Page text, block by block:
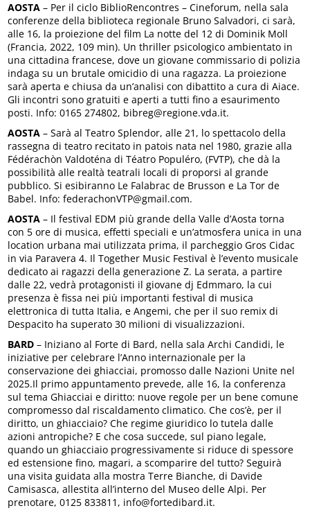
AOSTA – Per il ciclo BiblioRencontres – Cineforum, nella sala
conferenze della biblioteca regionale Bruno Salvadori, ci sarà,
alle 16, la proiezione del film La notte del 12 di Dominik Moll
(Francia, 2022, 109 min). Un thriller psicologico ambientato in
una cittadina francese, dove un giovane commissario di polizia
indaga su un brutale omicidio di una ragazza. La proiezione
sarà aperta e chiusa da un’analisi con dibattito a cura di Aiace.
Gli incontri sono gratuiti e aperti a tutti fino a esaurimento
posti. Info: 0165 274802, bibreg@regione.vda.it.
AOSTA – Sarà al Teatro Splendor, alle 21, lo spettacolo della
rassegna di teatro recitato in patois nata nel 1980, grazie alla
Fédérachòn Valdoténa di Téatro Populéro, (FVTP), che dà la
possibilità alle realtà teatrali locali di proporsi al grande
pubblico. Si esibiranno Le Falabrac de Brusson e La Tor de
Babel. Info: federachonVTP@gmail.com.
AOSTA – Il festival EDM più grande della Valle d’Aosta torna
con 5 ore di musica, effetti speciali e un’atmosfera unica in una
location urbana mai utilizzata prima, il parcheggio Gros Cidac
in via Paravera 4. Il Together Music Festival è l’evento musicale
dedicato ai ragazzi della generazione Z. La serata, a partire
dalle 22, vedrà protagonisti il giovane dj Edmmaro, la cui
presenza è fissa nei più importanti festival di musica
elettronica di tutta Italia, e Angemi, che per il suo remix di
Despacito ha superato 30 milioni di visualizzazioni.
BARD – Iniziano al Forte di Bard, nella sala Archi Candidi, le
iniziative per celebrare l’Anno internazionale per la
conservazione dei ghiacciai, promosso dalle Nazioni Unite nel
2025.Il primo appuntamento prevede, alle 16, la conferenza
sul tema Ghiacciai e diritto: nuove regole per un bene comune
compromesso dal riscaldamento climatico. Che cos’è, per il
diritto, un ghiacciaio? Che regime giuridico lo tutela dalle
azioni antropiche? E che cosa succede, sul piano legale,
quando un ghiacciaio progressivamente si riduce di spessore
ed estensione fino, magari, a scomparire del tutto? Seguirà
una visita guidata alla mostra Terre Bianche, di Davide
Camisasca, allestita all’interno del Museo delle Alpi. Per
prenotare, 0125 833811, info@fortedibard.it.